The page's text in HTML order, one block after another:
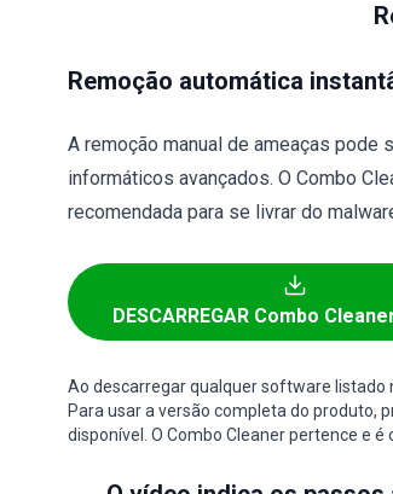
Remoção automática
A remoção manual de ameaças
informáticos avançados. O Combo
recomendada para se livrar do
DESCARREGAR Combo
Ao descarregar qualquer software listado
Para usar a versão completa do produto,
disponível. O Combo Cleaner pertence e é